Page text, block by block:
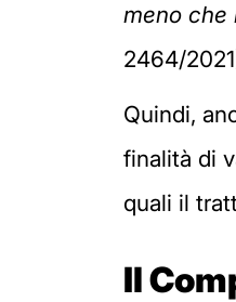
meno che
2464/
Quindi,
finalità di
quali il
IlC